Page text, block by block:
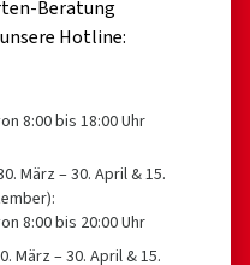
Beratung
Hotline:
8:00 bis 18:00 Uhr
März – 30. April & 15.
8:00 bis 20:00 Uhr
März – 30. April & 15.